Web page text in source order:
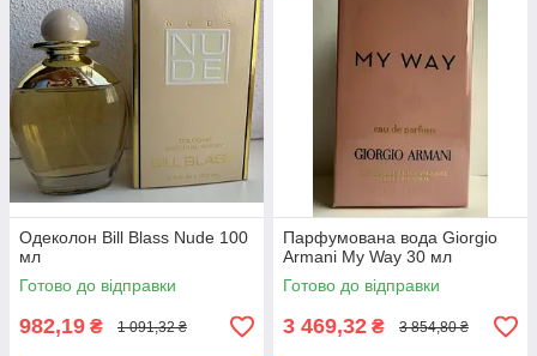
Одеколон Bill Blass Nude 100
мл
Готово до відправки
982,19 ₴ 1 091,32 ₴
Парфумована вода Giorgio
Armani My Way 30 мл
Готово до відправки
3 469,32 ₴ 3 854,80 ₴